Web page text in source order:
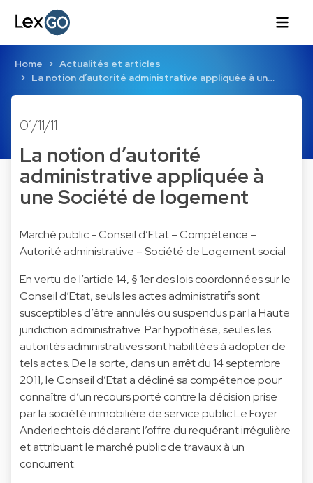
Home
Actualités et articles
La notion d’autorité administrative appliquée à un…
01/11/11
La notion d’autorité
administrative appliquée à
une Société de logement
Marché public - Conseil d’Etat – Compétence –
Autorité administrative – Société de Logement social
En vertu de l’article 14, § 1er des lois coordonnées sur le
Conseil d’Etat, seuls les actes administratifs sont
susceptibles d’être annulés ou suspendus par la Haute
juridiction administrative. Par hypothèse, seules les
autorités administratives sont habilitées à adopter de
tels actes. De la sorte, dans un arrêt du 14 septembre
2011, le Conseil d’Etat a décliné sa compétence pour
connaître d’un recours porté contre la décision prise
par la société immobilière de service public Le Foyer
Anderlechtois déclarant l’offre du requérant irrégulière
et attribuant le marché public de travaux à un
concurrent.